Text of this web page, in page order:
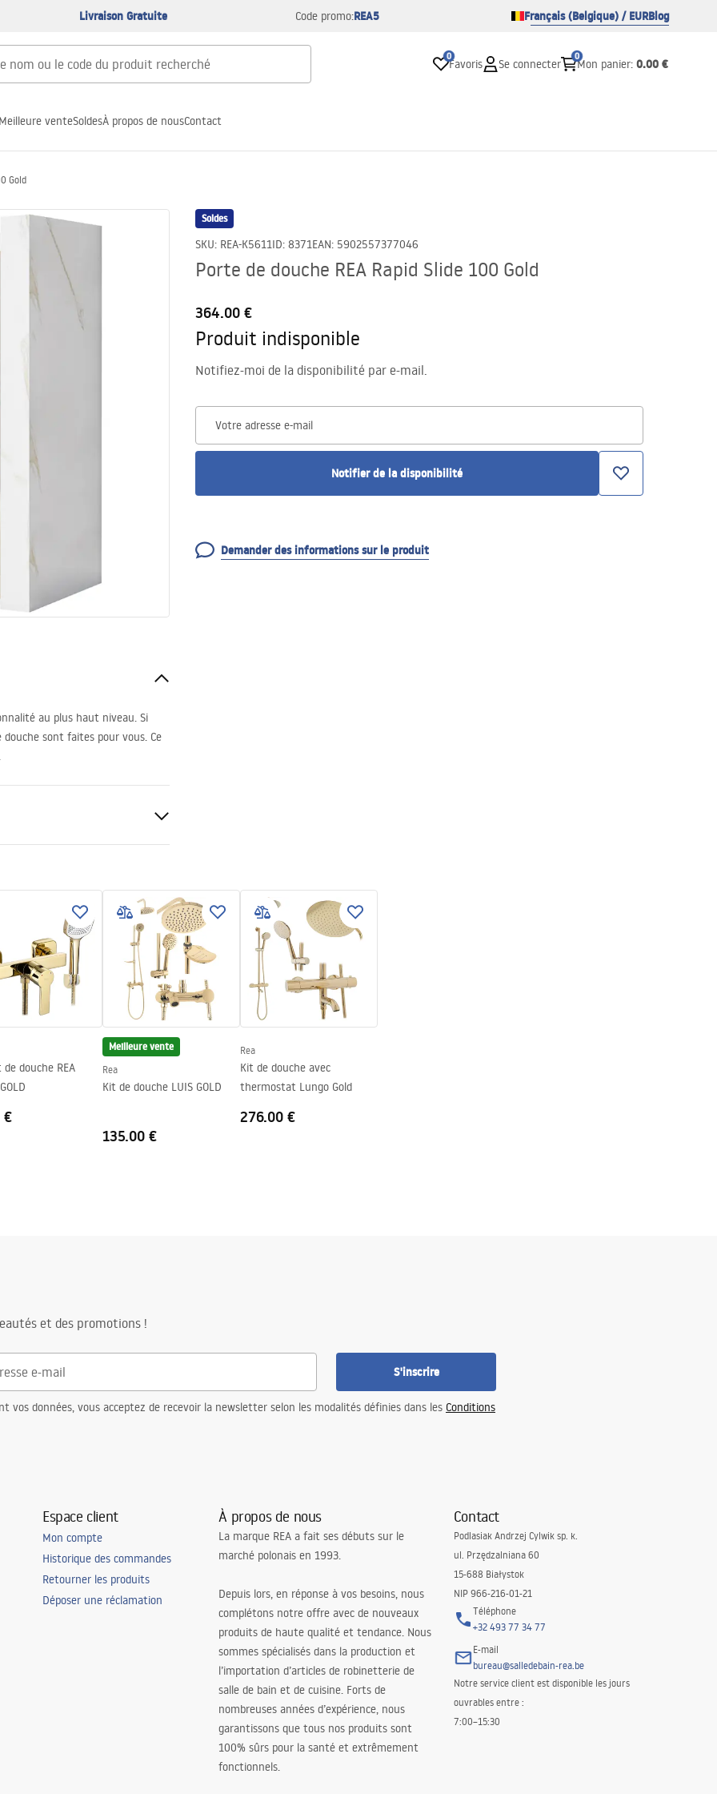
Livraison Gratuite Code promo:REA5 Français (Belgique) / EURBlog
0
Favoris Se connecter
0
Mon panier: 0.00 €
Meilleure venteSoldesÀ propos de nousContact
Gold
Soldes
SKU: REA-K5611ID: 8371EAN: 5902557377046
Porte de douche REA Rapid Slide 100 Gold
364.00 €
Produit indisponible
Notifiez-moi de la disponibilité par e-mail.
Votre adresse e-mail
Notifier de la disponibilité
Demander des informations sur le produit
au plus haut niveau. Si
sont faites pour vous. Ce
de douche REA
€
Meilleure vente
Rea
Kit de douche LUIS GOLD
135.00 €
Rea
Kit de douche avec
thermostat Lungo Gold
276.00 €
et des promotions !
S'inscrire
vos données, vous acceptez de recevoir la newsletter selon les modalités définies dans les Conditions
Espace client
Mon compte
Historique des commandes
Retourner les produits
Déposer une réclamation
À propos de nous
La marque REA a fait ses débuts sur le
marché polonais en 1993.
Depuis lors, en réponse à vos besoins, nous
complétons notre offre avec de nouveaux
produits de haute qualité et tendance. Nous
sommes spécialisés dans la production et
l’importation d’articles de robinetterie de
salle de bain et de cuisine. Forts de
nombreuses années d’expérience, nous
garantissons que tous nos produits sont
100% sûrs pour la santé et extrêmement
fonctionnels.
Contact
Podlasiak Andrzej Cylwik sp. k.
ul. Przędzalniana 60
15-688 Białystok
NIP 966-216-01-21
Téléphone
+32 493 77 34 77
E-mail
bureau@salledebain-rea.be
Notre service client est disponible les jours
ouvrables entre :
7:00–15:30